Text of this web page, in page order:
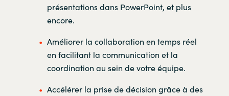
présentations dans PowerPoint, et plus
encore.
Améliorer la collaboration en temps réel
en facilitant la communication et la
coordination au sein de votre équipe.
Accélérer la prise de décision grâce à des